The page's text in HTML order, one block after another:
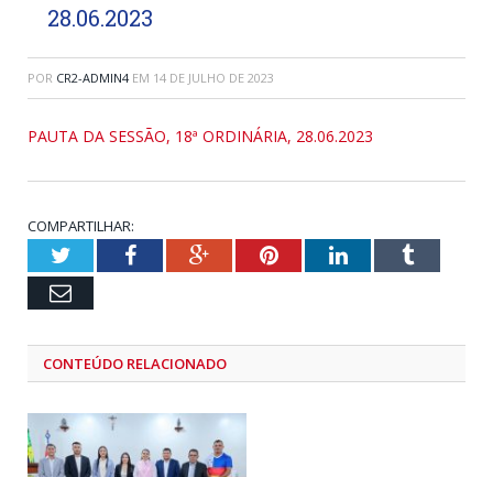
28.06.2023
POR CR2-ADMIN4 EM 14 DE JULHO DE 2023
PAUTA DA SESSÃO, 18ª ORDINÁRIA, 28.06.2023
COMPARTILHAR:
TwitterFacebookGoogle+PinterestLinkedInTumblr
Email
CONTEÚDO RELACIONADO